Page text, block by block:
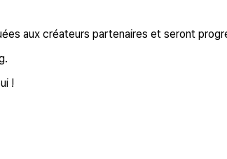
aux créateurs partenaires et seront
!